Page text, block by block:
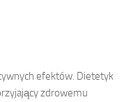
efektów. Dietetyk
zdrowemu